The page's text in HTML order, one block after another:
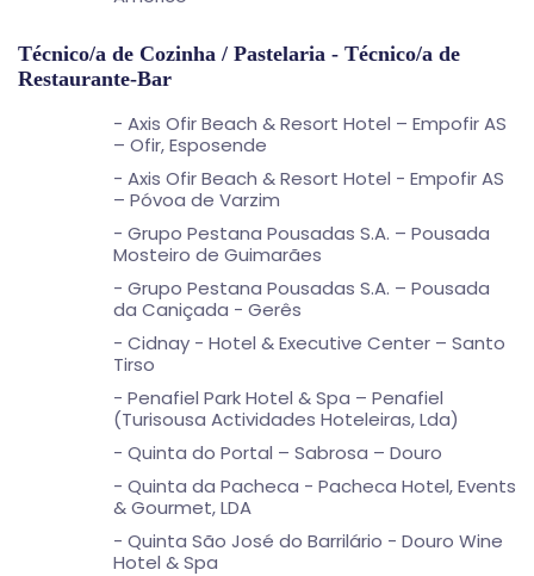
Técnico/a de Cozinha / Pastelaria - Técnico/a de
Restaurante-Bar
- Axis Ofir Beach & Resort Hotel – Empofir AS
– Ofir, Esposende
- Axis Ofir Beach & Resort Hotel - Empofir AS
– Póvoa de Varzim
- Grupo Pestana Pousadas S.A. – Pousada
Mosteiro de Guimarães
- Grupo Pestana Pousadas S.A. – Pousada
da Caniçada - Gerês
- Cidnay - Hotel & Executive Center – Santo
Tirso
- Penafiel Park Hotel & Spa – Penafiel
(Turisousa Actividades Hoteleiras, Lda)
- Quinta do Portal – Sabrosa – Douro
- Quinta da Pacheca - Pacheca Hotel, Events
& Gourmet, LDA
- Quinta São José do Barrilário - Douro Wine
Hotel & Spa